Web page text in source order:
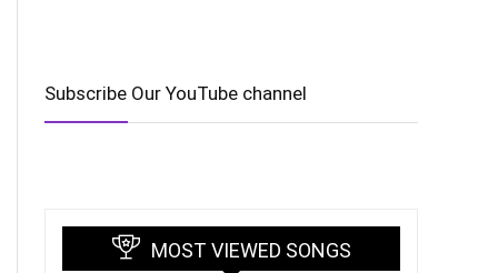
Subscribe Our YouTube channel
MOST VIEWED SONGS